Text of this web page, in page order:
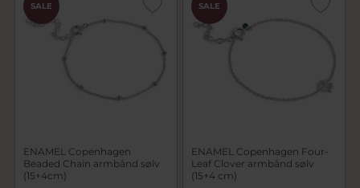
SALE
ENAMEL Copenhagen
Beaded Chain armbånd sølv
(15+4cm)
SALE
ENAMEL Copenhagen Four-
Leaf Clover armbånd sølv
(15+4 cm)